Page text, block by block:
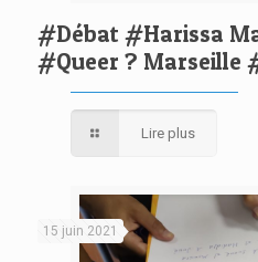
#Débat #Harissa
#Queer ? Marseille
Lire plus
15 juin 2021